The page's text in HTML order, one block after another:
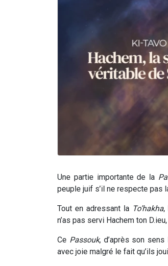
Une partie importante de la
peuple juif s’il ne respecte pas
Tout en adressant la To’hakha,
n’as pas servi Hachem ton
Ce Passouk, d’après son
avec joie malgré le fait qu’ils